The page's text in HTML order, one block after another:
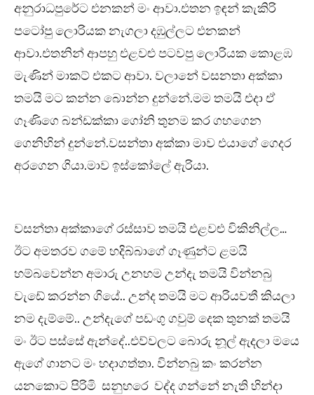
අනුරාධපුරේට එනකන් මං ආවා.එතන ඉඳන් කැකිරි
පටෝපු ලොරියක නැගලා දඹුල්ලට එනකන්
ආවා.එතනින් ආපහු එළවළු පටවපු ලොරියක කොළඹ
මැණින් මාකට් එකට ආවා. වලානේ වසනතා අක්කා
තමයි මට කන්න බොන්න දුන්නේ.මම තමයි එදා ඒ
ගෑණිගෙ බන්ඩක්කා ගෝනි තුනම කර ගහගෙන
ගෙනිහින් දුන්නේ.වසන්තා අක්කා මාව එයාගේ ගෙදර
අරගෙන ගියා.මාව ඉස්කෝලේ ඇරියා.
වසන්තා අක්කාගේ රස්සාව තමයි එළවළු විකිනිල්ල…
ඊට අමතරව ගමේ හදිබ්බාගේ ගෑණුන්ට ළමයි
හම්බවෙන්න අමාරු උනහම උන්දැ තමයි වින්නබු
වැඩේ කරන්න ගියේ.. උන්ද තමයි මට ආරියවතී කියලා
නම දැම්මේ.. උන්දැගේ පඩංගු ගවුම් දෙක තුනක් තමයි
මං ඊට පස්සේ ඇන්දේ..එව්වලට බොරු නූල් ඇදලා මයෙ
ඇගේ ගානට මං හදාගත්තා. වින්නබු කං කරන්න
යනකොට පිරිමි සනුහරෙ වද්ද ගන්නේ නැති හින්දා